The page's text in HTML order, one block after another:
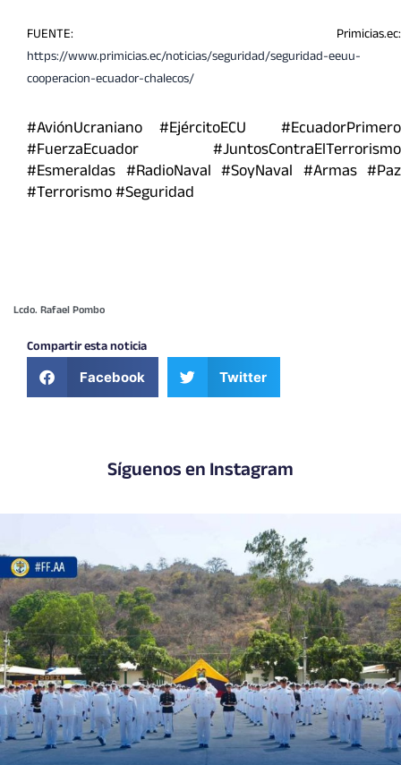
FUENTE: Primicias.ec:
https://www.primicias.ec/noticias/seguridad/seguridad-eeuu-
cooperacion-ecuador-chalecos/
#AviónUcraniano #EjércitoECU #EcuadorPrimero
#FuerzaEcuador #JuntosContraElTerrorismo
#Esmeraldas #RadioNaval #SoyNaval #Armas #Paz
#Terrorismo #Seguridad
Lcdo. Rafael Pombo
Compartir esta noticia
Facebook Twitter
Síguenos en Instagram